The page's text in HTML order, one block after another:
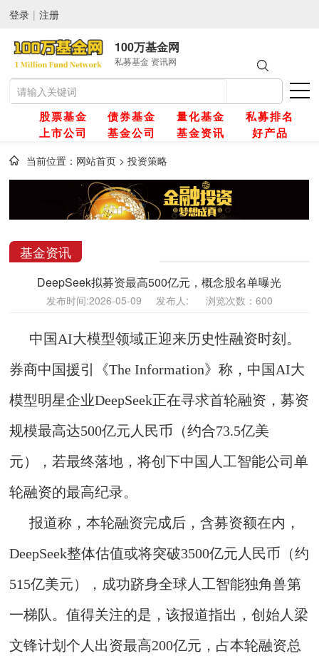
登录 | 注册
100万基金网
私募基金 资讯网
股票基金 债券基金 量化基金
私募排名
上市公司
基金公司 基金资讯 好产品
当前位置： 网站首页 >投资策略
基金资讯
DeepSeek拟募资最高500亿元，概念股名单曝光
发布时间:2026-05-09 发布人: 浏览次数：600
中国AI大模型领域正迎来历史性融资时刻。
券商中国援引《The Information》称，中国AI大
模型明星企业DeepSeek正在寻求首轮融资，募资
规模最高达500亿元人民币（约合73.5亿美
元），若最终落地，将创下中国人工智能公司单
轮融资的最高纪录。
报道称，本轮融资完成后，含募资额在内，
DeepSeek整体估值或将突破3500亿元人民币（约
515亿美元），成功跻身全球人工智能独角兽第
一梯队。值得关注的是，该报道指出，创始人梁
文锋计划个人出资最高200亿元，占本轮融资总